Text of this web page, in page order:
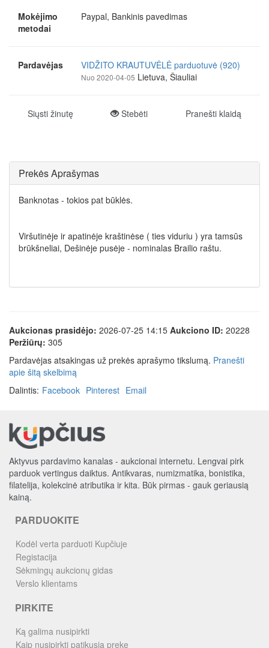
Mokėjimo
metodai
Paypal, Bankinis pavedimas
Pardavėjas VIDŽITO KRAUTUVĖLĖ parduotuvė (920)
Nuo 2020-04-05 Lietuva, Šiauliai
Siųsti žinutę Stebėti Pranešti klaidą
Prekės Aprašymas
Banknotas - tokios pat būklės.
Viršutinėje ir apatinėje kraštinėse ( ties viduriu ) yra tamsūs
brūkšneliai, Dešinėje pusėje - nominalas Brailio raštu.
Aukcionas prasidėjo: 2026-07-25 14:15 Aukciono ID: 20228
Peržiūrų: 305
Pardavėjas atsakingas už prekės aprašymo tikslumą. Pranešti
apie šitą skelbimą
Dalintis: Facebook Pinterest Email
Aktyvus pardavimo kanalas - aukcionai internetu. Lengvai pirk
parduok vertingus daiktus. Antikvaras, numizmatika, bonistika,
filatelija, kolekcinė atributika ir kita. Būk pirmas - gauk geriausią
kainą.
PARDUOKITE
Kodėl verta parduoti Kupčiuje
Registacija
Sėkmingų aukcionų gidas
Verslo klientams
PIRKITE
Ką galima nusipirkti
Kaip nusipirkti patikusią prekę